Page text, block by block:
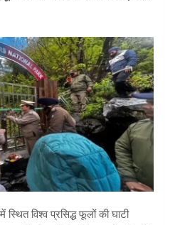
स्थित विश्व प्रसिद्ध फूलों की घाटी